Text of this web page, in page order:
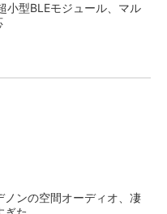
小型BLEモジュール、マル
ノンの空間オーディオ、凄